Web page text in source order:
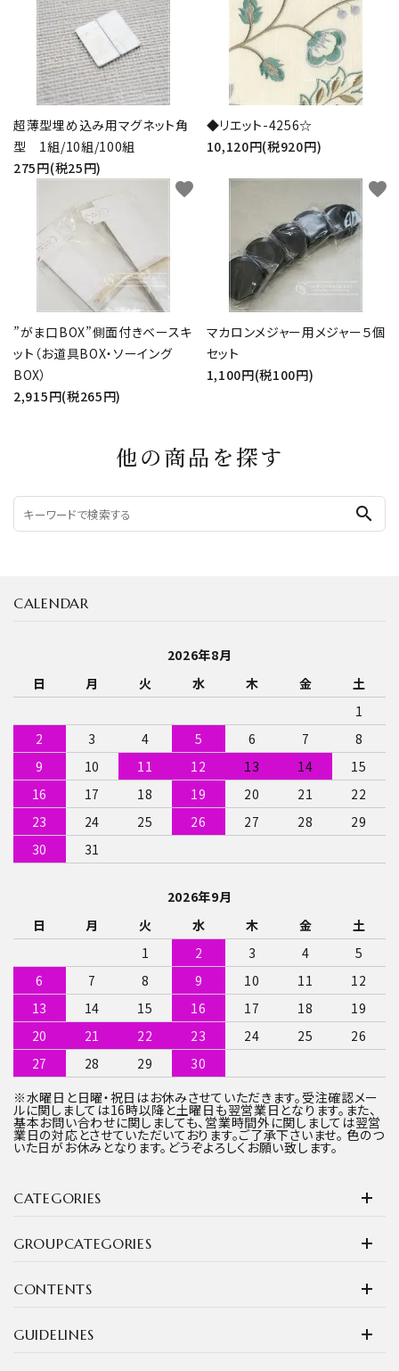
超薄型埋め込み用マグネット角
型 1組/10組/100組
275円(税25円)
◆リエット-4256☆
10,120円(税920円)
”がま口BOX”側面付きベースキ
ット（お道具BOX・ソーイング
BOX）
2,915円(税265円)
favorite
マカロンメジャー用メジャー５個
セット
1,100円(税100円)
favorite
他の商品を探す
search
CATEGORIES
GROUPCATEGORIES
CONTENTS
CALENDAR
2026年8月
日
月 火 水 木 金
土
1
2
3 4 5 6 7
8
9
10 11 12 13 14
15
16
17 18 19 20 21
22
23
24 25 26 27 28
29
30
31
2026年9月
日
月 火 水 木 金
土
1
2 3 4
5
6
7 8 9 10 11
12
13
14 15 16 17 18
19
20
21 22 23 24 25
26
27
28 29
30
※水曜日と日曜・祝日はお休みさせていただきます。受注確認メー
ルに関しましては16時以降と土曜日も翌営業日となります。また、
基本お問い合わせに関しましても、営業時間外に関しましては翌営
業日の対応とさせていただいております。ご了承下さいませ。 色のつ
いた日がお休みとなります。どうぞよろしくお願い致します。
GUIDELINES